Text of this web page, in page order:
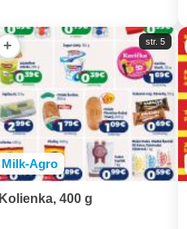
+
Milk-Agro
str. 5
Kolienka, 400 g